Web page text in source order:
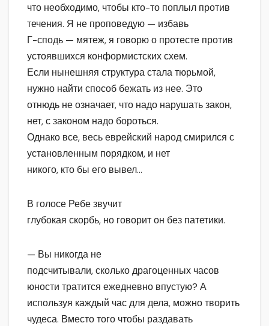
что необходимо, чтобы кто-то поплыл против
течения. Я не проповедую — избавь
Г-сподь — мятеж, я говорю о протесте против
устоявшихся конформистских схем.
Если нынешняя структура стала тюрьмой,
нужно найти способ бежать из нее. Это
отнюдь не означает, что надо нарушать закон,
нет, с законом надо бороться.
Однако все, весь еврейский народ смирился с
установленным порядком, и нет
никого, кто бы его вывел…
В голосе Ребе звучит
глубокая скорбь, но говорит он без патетики.
— Вы никогда не
подсчитывали, сколько драгоценных часов
юности тратится ежедневно впустую? А
используя каждый час для дела, можно творить
чудеса. Вместо того чтобы раздавать